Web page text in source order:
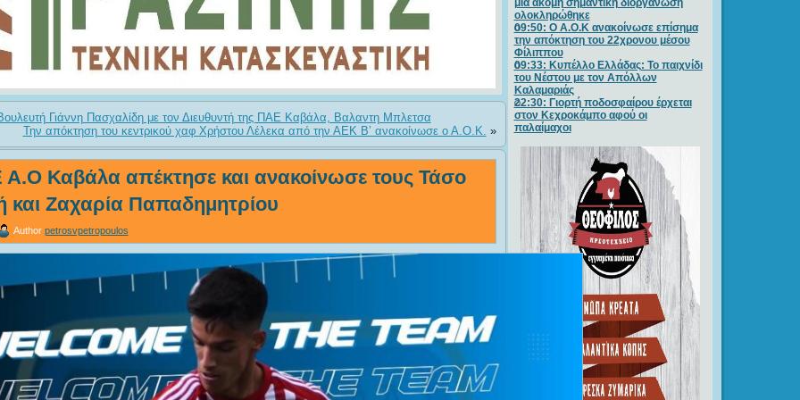
Γιάννη Πασχαλίδη με τον Διευθυντή της ΠΑΕ Καβάλα, Βαλαντη Μπλετσα
Την απόκτηση του κεντρικού χαφ Χρήστου Λέλεκα από την ΑΕΚ Β’ ανακοίνωσε o A.O.K. »
Καβάλα απέκτησε και ανακοίνωσε τους Τάσο
και Ζαχαρία Παπαδημητρίου
Author petrosvpetropoulos
μία ακόμη σημαντική διοργάνωση
ολοκληρώθηκε
09:50: O A.O.K ανακοίνωσε επίσημα
την απόκτηση του 22χρονου μέσου
Φίλιππου
09:33: Κυπέλλο Ελλάδας: Το παιχνίδι
του Νέστου με τον Απόλλων
Καλαμαριάς
22:30: Γιορτή ποδοσφαίρου έρχεται
στον Κεχροκάμπο αφού οι
παλαίμαχοι